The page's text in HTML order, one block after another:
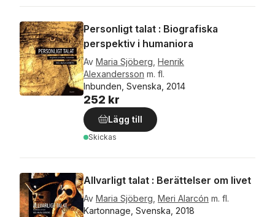
Personligt talat : Biografiska
perspektiv i humaniora
Av Maria Sjöberg Henrik
Alexandersson m. fl.
Inbunden, Svenska, 2014
252 kr
Lägg till
Skickas
Allvarligt talat : Berättelser om livet
Av Maria Sjöberg Meri Alarcón m. fl.
Kartonnage, Svenska, 2018